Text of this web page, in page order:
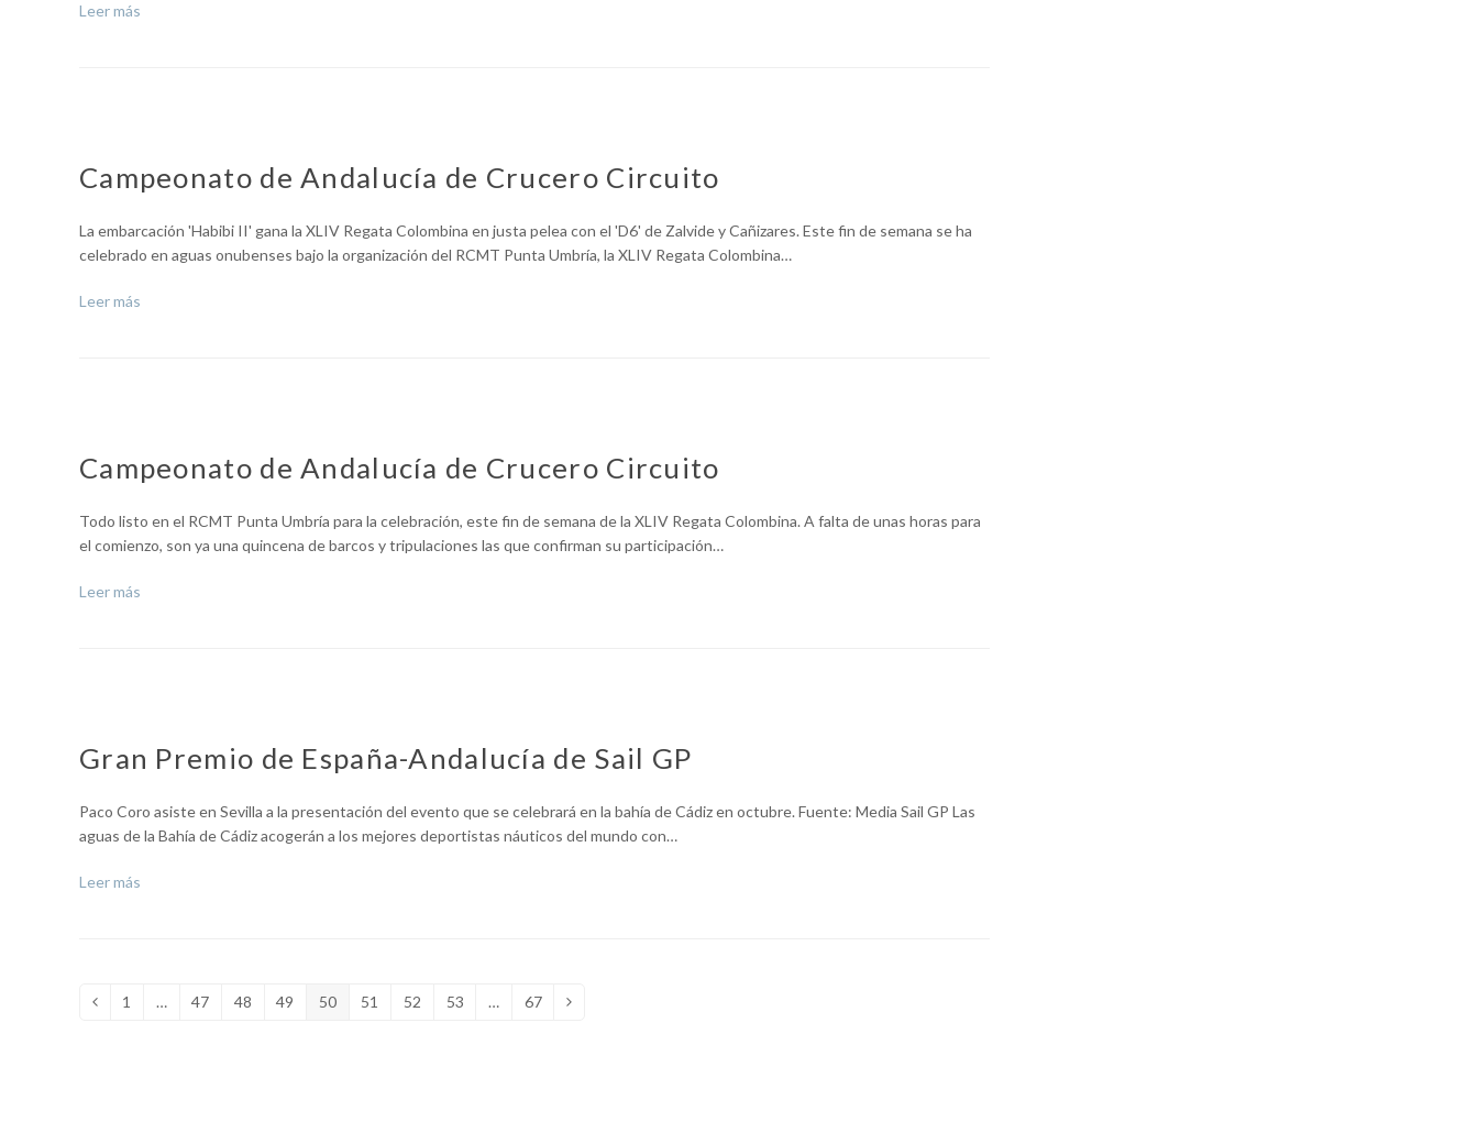
Leer más
Campeonato de Andalucía de Crucero Circuito
La embarcación 'Habibi II' gana la XLIV Regata Colombina en justa pelea con el 'D6' de Zalvide y Cañizares. Este fin de semana se ha
celebrado en aguas onubenses bajo la organización del RCMT Punta Umbría, la XLIV Regata Colombina…
Leer más
Campeonato de Andalucía de Crucero Circuito
Todo listo en el RCMT Punta Umbría para la celebración, este fin de semana de la XLIV Regata Colombina. A falta de unas horas para
el comienzo, son ya una quincena de barcos y tripulaciones las que confirman su participación…
Leer más
Gran Premio de España-Andalucía de Sail GP
Paco Coro asiste en Sevilla a la presentación del evento que se celebrará en la bahía de Cádiz en octubre. Fuente: Media Sail GP Las
aguas de la Bahía de Cádiz acogerán a los mejores deportistas náuticos del mundo con…
Leer más
AnteriorPage
1 … Page
47 Page
48 Page
49 Page
50 Page
51 Page
52 Page
53 … Page
67 Siguiente